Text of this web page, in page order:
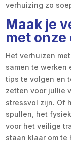
verhuizing zo
Maak je
met
Het verhuizen
samen te werken
tips te volgen en
zetten voor jullie
stressvol zijn. Of
spullen, het
voor het veilige
staan klaar om te